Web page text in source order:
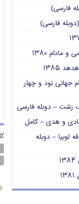
فارسی)
فارسی)
مادام ۱۳۸۰
۱۳۸۵
جهانی نود و چهار
زشت – دوبله فارسی
و هدی – کامل
لوبیا – دوبله